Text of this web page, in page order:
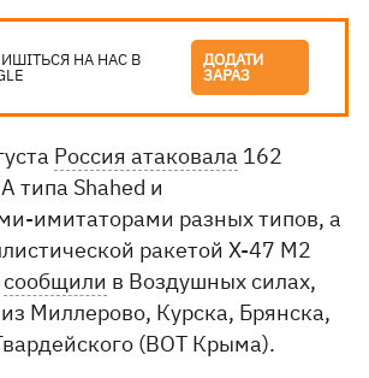
НА НАС В ДОДАТИ
ЗАРАЗ
Россия атаковала 162
типа Shahed и
имитаторами разных типов, а
ракетой Х-47 М2
сообщили в Воздушных силах,
Миллерово, Курска, Брянска,
(ВОТ Крыма).